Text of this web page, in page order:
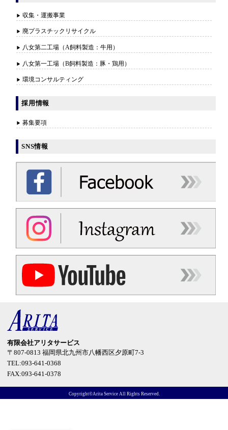
収集・運搬事業
廃プラスチックリサイクル
八女第二工場（A飼料製造：牛用）
八女第一工場（B飼料製造：豚・鶏用）
環境コンサルティング
採用情報
募集要項
SNS情報
有限会社アリタサービス
〒807-0813福岡県北九州市八幡西区夕原町7-3
TEL:093-641-0368
FAX:093-641-0378
Copyright©Arita Service All Rights Reserved.